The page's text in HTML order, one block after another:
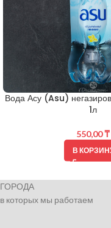
Вода Асу (Asu)
1л
550,00₸
В
ГОРОДА
в которых мы работаем